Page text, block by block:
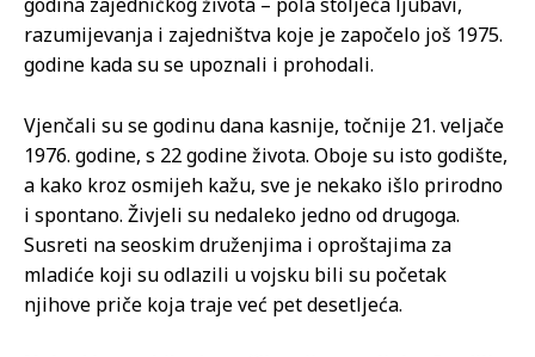
razumijevanja i zajedništva koje je započelo još 1975.
godine kada su se upoznali i prohodali.
Vjenčali su se godinu dana kasnije, točnije 21. veljače
1976. godine, s 22 godine života. Oboje su isto godište,
a kako kroz osmijeh kažu, sve je nekako išlo prirodno
i spontano. Živjeli su nedaleko jedno od drugoga.
Susreti na seoskim druženjima i oproštajima za
mladiće koji su odlazili u vojsku bili su početak
njihove priče koja traje već pet desetljeća.